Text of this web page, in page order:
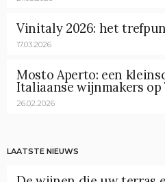
Vinitaly 2026: het
17.03.2026
Mosto Aperto: een
Italiaanse wijnmakers op
26.02.2026
LAATSTE NIEUWS